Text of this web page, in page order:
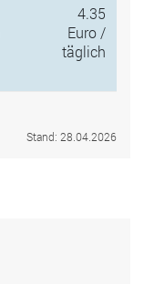
4.35
Euro /
täglich
Stand: 28.04.2026